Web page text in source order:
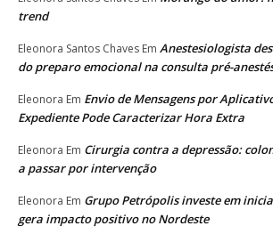
trend
Eleonora Santos Chaves Em Anestesiologista
do preparo emocional na consulta pré-
Eleonora Em Envio de Mensagens por
Expediente Pode Caracterizar Hora Extra
Eleonora Em Cirurgia contra a depressão:
a passar por intervenção
Eleonora Em Grupo Petrópolis investe em
gera impacto positivo no Nordeste